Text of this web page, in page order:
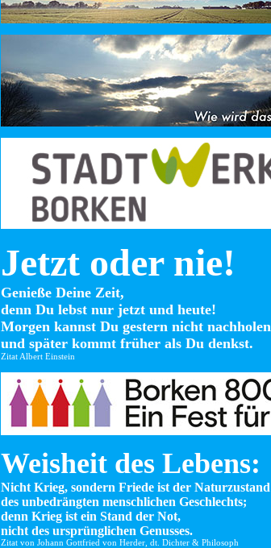
Jetzt oder nie!
Genieße Deine Zeit,
denn Du lebst nur jetzt und heute!
Morgen kannst Du gestern nicht nachholen
und später kommt früher als Du denkst.
Zitat Albert Einstein
Weisheit des Lebens:
Nicht Krieg, sondern Friede ist der Naturzustand
des unbedrängten menschlichen Geschlechts;
denn Krieg ist ein Stand der Not,
nicht des ursprünglichen Genusses.
Zitat von Johann Gottfried von Herder, dt. Dichter & Philosoph